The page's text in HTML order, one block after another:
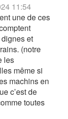
11:54
une de ces
et
(notre
les
même si
machins en
c’est de
toutes